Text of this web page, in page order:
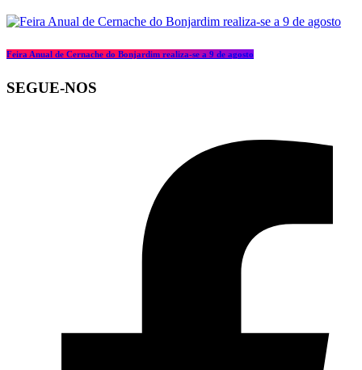
Feira Anual de Cernache do Bonjardim realiza-se a 9 de agosto
SEGUE-NOS